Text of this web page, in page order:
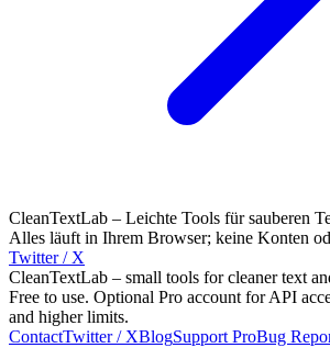
CleanTextLab – Leichte Tools für sauberen
Alles läuft in Ihrem Browser; keine Konten
Twitter / X
CleanTextLab – small tools for cleaner text
Free to use. Optional Pro account for API
and higher limits.
ContactTwitter / XBlogSupport ProBug